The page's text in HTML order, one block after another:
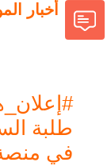
أخبار
في